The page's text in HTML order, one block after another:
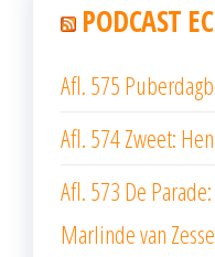
PODCAST
Afl. 575
Afl. 574 Zweet:
Afl. 573 De
Marlinde van